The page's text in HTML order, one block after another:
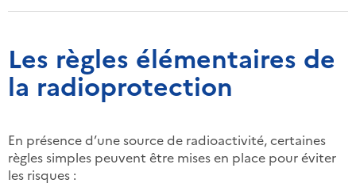
Les règles élémentaires de
la radioprotection
En présence d’une source de radioactivité, certaines
règles simples peuvent être mises en place pour éviter
les risques :